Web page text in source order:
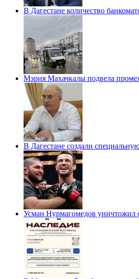
В Дагестане количество
Мэрия Махачкалы подвела
В Дагестане создали
Усман Нурмагомедов уничтожил